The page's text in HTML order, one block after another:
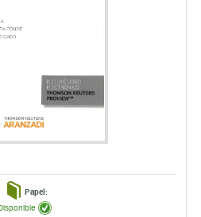
Papel: